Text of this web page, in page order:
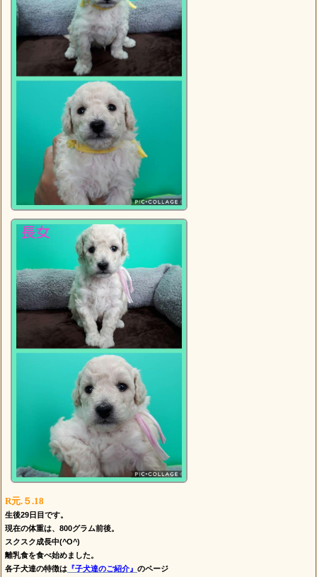
R元.５.18
生後29日目です。
現在の体重は、800グラム前後。
スクスク成長中(^O^)
離乳食を食べ始めました。
各子犬達の特徴は 『子犬達のご紹介』 のページ